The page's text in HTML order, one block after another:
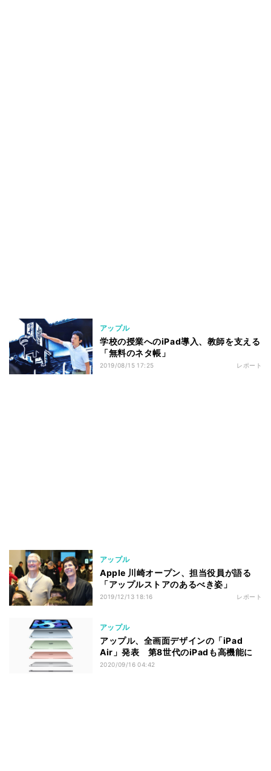
アップル
学校の授業へのiPad導入、教師を支える
「無料のネタ帳」
2019/08/15 17:25 レポート
アップル
Apple 川崎オープン、担当役員が語る
「アップルストアのあるべき姿」
2019/12/13 18:16 レポート
アップル
アップル、全画面デザインの「iPad
Air」発表 第8世代のiPadも高機能に
2020/09/16 04:42